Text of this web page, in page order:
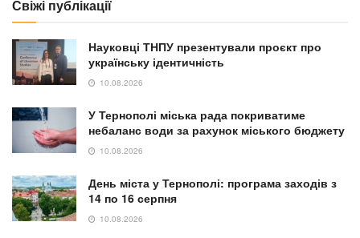
Свіжі публікації
Науковці ТНПУ презентували проєкт про
українську ідентичність
10.08.2026
У Тернополі міська рада покриватиме
небаланс води за рахунок міського бюджету
10.08.2026
День міста у Тернополі: програма заходів з
14 по 16 серпня
10.08.2026